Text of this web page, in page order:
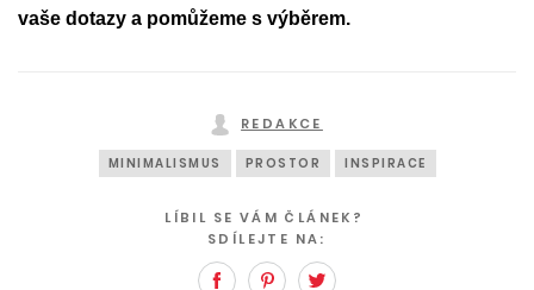
vaše dotazy a pomůžeme s výběrem.
REDAKCE
MINIMALISMUS PROSTOR INSPIRACE
LÍBIL SE VÁM ČLÁNEK?
SDÍLEJTE NA:
FacebookPinterest